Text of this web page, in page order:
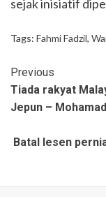
sejak inisiatif
Tags: Fahmi Fadzil,
Previous
Tiada rakyat
Jepun –
Batal lesen